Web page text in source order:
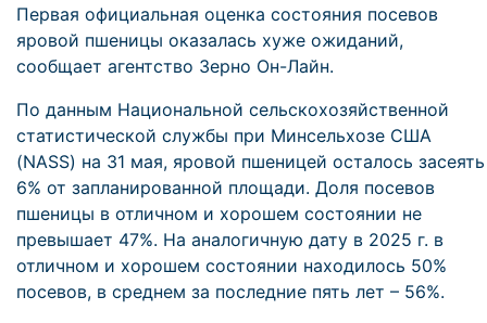
Первая официальная оценка состояния посевов
яровой пшеницы оказалась хуже ожиданий,
сообщает агентство Зерно Он-Лайн.
По данным Национальной сельскохозяйственной
статистической службы при Минсельхозе США
(NASS) на 31 мая, яровой пшеницей осталось засеять
6% от запланированной площади. Доля посевов
пшеницы в отличном и хорошем состоянии не
превышает 47%. На аналогичную дату в 2025 г. в
отличном и хорошем состоянии находилось 50%
посевов, в среднем за последние пять лет – 56%.